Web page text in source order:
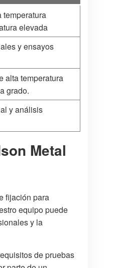
temperatura
elevada
y ensayos
alta temperatura
grado.
y análisis
Metal
fijación para
equipo puede
y la
de pruebas